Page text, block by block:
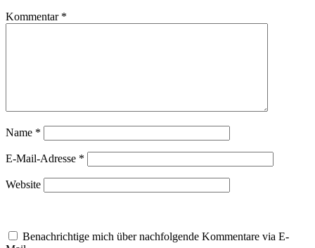
Kommentar *
Name *
E-Mail-Adresse *
Website
Benachrichtige mich über nachfolgende Kommentare via E-